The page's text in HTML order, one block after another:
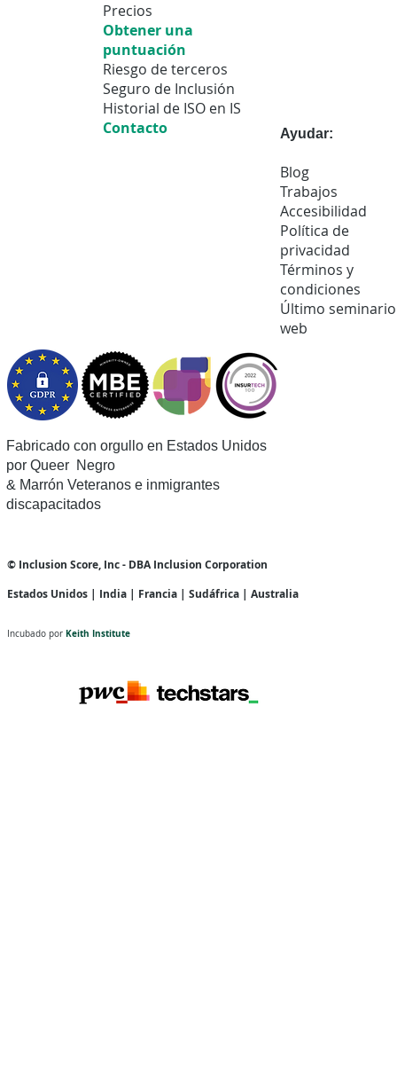
Precios
Obtener una
puntuación
Riesgo de terceros
Seguro de Inclusión
Historial de ISO en IS
Contacto
Ayudar:
Blog
Trabajos
Accesibilidad
Política de
privacidad
Términos y
condiciones
Último seminario
web
Fabricado con orgullo en Estados Unidos
por Queer Negro
& Marrón Veteranos e inmigrantes
discapacitados
© Inclusion Score, Inc - DBA Inclusion Corporation
Estados Unidos | India | Francia | Sudáfrica | Australia
Incubado por Keith Institute